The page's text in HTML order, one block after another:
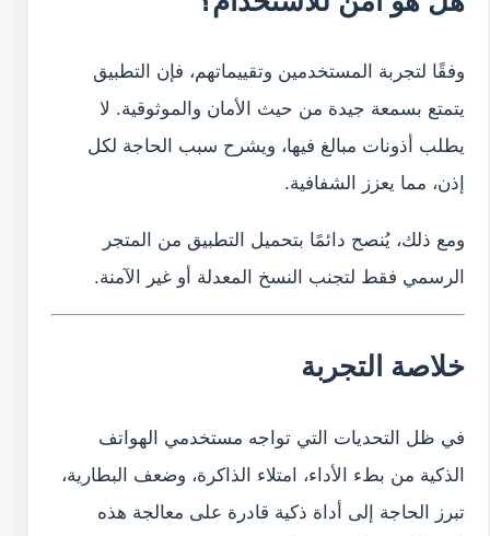
وفقًا لتجربة المستخدمين وتقييماتهم، فإن التطبيق
يتمتع بسمعة جيدة من حيث الأمان والموثوقية. لا
يطلب أذونات مبالغ فيها، ويشرح سبب الحاجة لكل
إذن، مما يعزز الشفافية.
ومع ذلك، يُنصح دائمًا بتحميل التطبيق من المتجر
الرسمي فقط لتجنب النسخ المعدلة أو غير الآمنة.
خلاصة التجربة
في ظل التحديات التي تواجه مستخدمي الهواتف
الذكية من بطء الأداء، امتلاء الذاكرة، وضعف البطارية،
تبرز الحاجة إلى أداة ذكية قادرة على معالجة هذه